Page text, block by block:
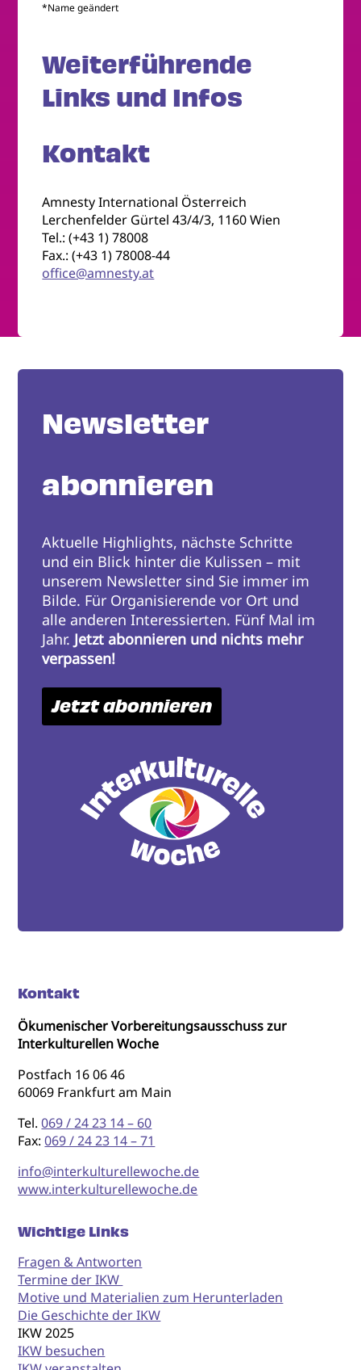
*Name geändert
Weiterführende
Links und Infos
Kontakt
Amnesty International Österreich
Lerchenfelder Gürtel 43/4/3, 1160 Wien
Tel.: (+43 1) 78008
Fax.: (+43 1) 78008-44
office@amnesty.at
Newsletter
abonnieren
Aktuelle Highlights, nächste Schritte
und ein Blick hinter die Kulissen – mit
unserem Newsletter sind Sie immer im
Bilde. Für Organisierende vor Ort und
alle anderen Interessierten. Fünf Mal im
Jahr. Jetzt abonnieren und nichts mehr
verpassen!
Jetzt abonnieren
Kontakt
Ökumenischer Vorbereitungsausschuss zur
Interkulturellen Woche
Postfach 16 06 46
60069 Frankfurt am Main
Tel.069 / 24 23 14 – 60
Fax:069 / 24 23 14 – 71
info@interkulturellewoche.de
www.interkulturellewoche.de
Wichtige Links
Fragen & Antworten
Termine der IKW
Motive und Materialien zum Herunterladen
Die Geschichte der IKW
IKW 2025
IKW besuchen